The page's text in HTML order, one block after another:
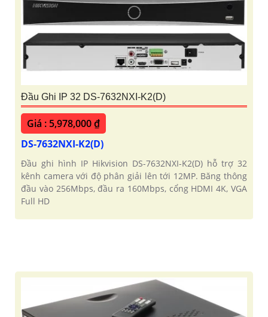
Đầu Ghi IP 32 DS-7632NXI-K2(D)
Giá : 5,978,000 ₫
DS-7632NXI-K2(D)
Đầu ghi hình IP Hikvision DS-7632NXI-K2(D) hỗ trợ 32
kênh camera với độ phân giải lên tới 12MP. Băng thông
đầu vào 256Mbps, đầu ra 160Mbps, cổng HDMI 4K, VGA
Full HD